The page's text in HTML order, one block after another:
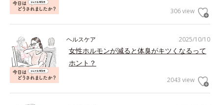
306 view
2025/10/10
ヘルスケア
女性ホルモンが減ると体臭がキツくなるって
ホント？
2043 view